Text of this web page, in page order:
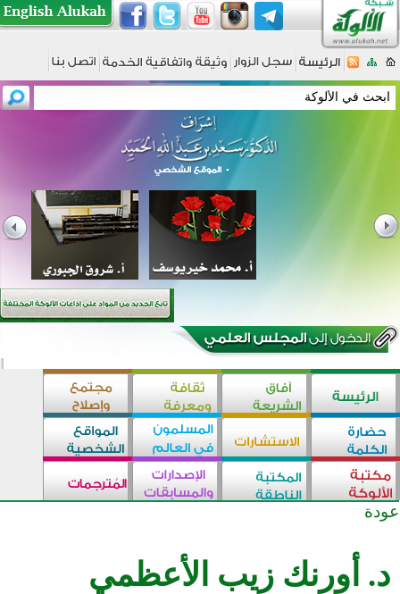
عودة
د. أورنك زيب الأعظمي